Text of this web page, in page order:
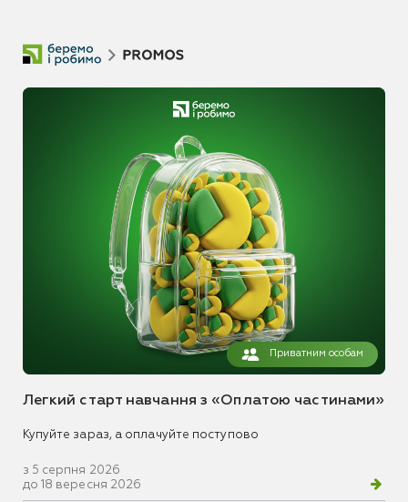
Приватним особам
Легкий старт навчання з «Оплатою частинами»
Купуйте зараз, а оплачуйте поступово
з 5 серпня 2026
до 18 вересня 2026